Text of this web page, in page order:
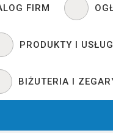
FIRM
PRODUKTY I
BIŻUTERIA I